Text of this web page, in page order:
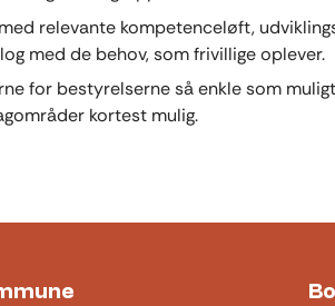
relevante kompetenceløft,
med de behov, som frivillige oplever.
for bestyrelserne så enkle som
kortest mulig.